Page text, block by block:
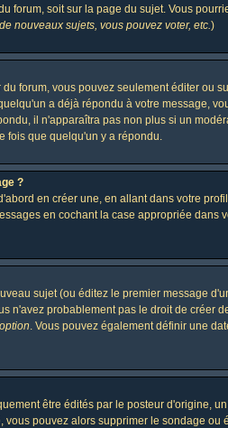
forum, soit sur la page du sujet. Vous
nouveaux sujets, vous pouvez voter, etc.)
forum, vous pouvez seulement éditer ou
a déjà répondu à votre message,
il n'apparaîtra pas non plus si un
fois que quelqu'un y a répondu.
?
en créer une, en allant dans votre
en cochant la case appropriée
sujet (ou éditez le premier message
n'avez probablement pas le droit de créer
. Vous pouvez également définir une
être édités par le posteur d'origine,
pouvez alors supprimer le sondage